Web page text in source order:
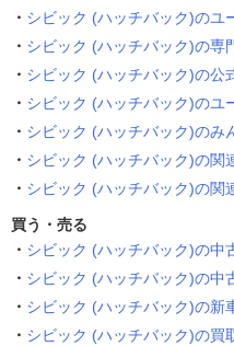
シビック (ハッチバック)のユ
シビック (ハッチバック)の専
シビック (ハッチバック)の公
シビック (ハッチバック)のユ
シビック (ハッチバック)のみ
シビック (ハッチバック)の関
シビック (ハッチバック)の関
買う・売る
シビック (ハッチバック)の中
シビック (ハッチバック)の中
シビック (ハッチバック)の新
シビック (ハッチバック)の買